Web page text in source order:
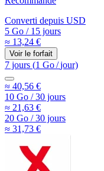
Converti depuis USD
5 Go /15 jours
≈ 13,24 €
Voir le forfait
7 jours (1 Go/jour)
≈ 40,56 €
10 Go /30 jours
≈ 21,63 €
20 Go /30 jours
≈ 31,73 €